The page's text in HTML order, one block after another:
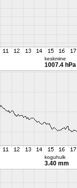
keskmine
1007.4 hPa
koguhulk
3.40 mm